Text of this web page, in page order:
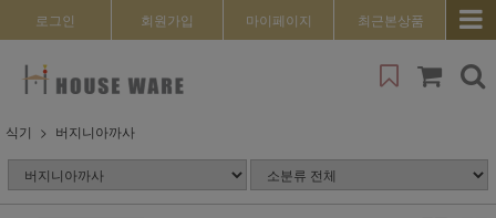
로그인 회원가입 마이페이지 최근본상품
식기 버지니아까사